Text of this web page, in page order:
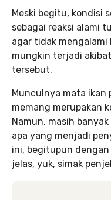
Meski begitu, kondisi
sebagai reaksi alami
agar tidak
mungkin terjadi
tersebut.
Munculnya mata ikan
memang merupakan
Namun, masih
apa yang menjadi
ini, begitupun
jelas, yuk, simak